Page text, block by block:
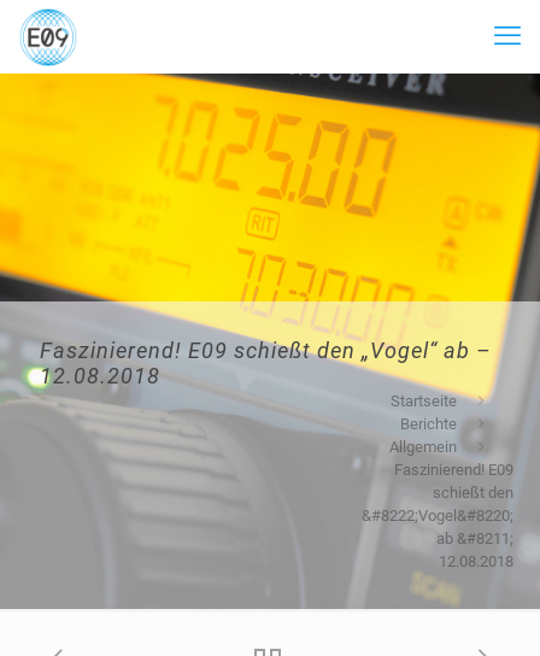
Faszinierend! E09 schießt den „Vogel“ ab –
12.08.2018
Startseite
Berichte
Allgemein
Faszinierend! E09
schießt den
&#8222;Vogel&#8220;
ab &#8211;
12.08.2018